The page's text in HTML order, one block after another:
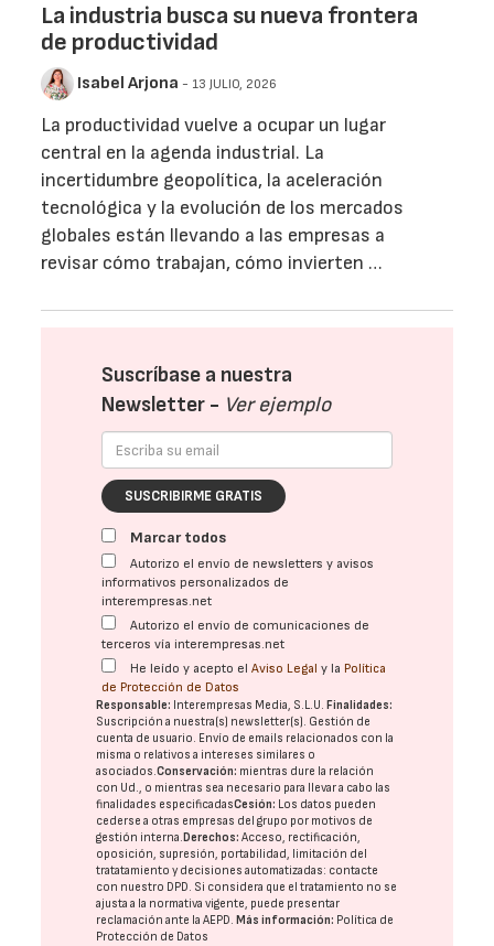
La industria busca su nueva frontera
de productividad
Isabel Arjona - 13 JULIO, 2026
La productividad vuelve a ocupar un lugar
central en la agenda industrial. La
incertidumbre geopolítica, la aceleración
tecnológica y la evolución de los mercados
globales están llevando a las empresas a
revisar cómo trabajan, cómo invierten …
Suscríbase a nuestra
Newsletter - Ver ejemplo
SUSCRIBIRME GRATIS
Marcar todos
Autorizo el envío de newsletters y avisos
informativos personalizados de
interempresas.net
Autorizo el envío de comunicaciones de
terceros vía interempresas.net
He leído y acepto elAviso Legal y la Política
de Protección de Datos
Responsable: Interempresas Media, S.L.U. Finalidades:
Suscripción a nuestra(s) newsletter(s). Gestión de
cuenta de usuario. Envío de emails relacionados con la
misma o relativos a intereses similares o
asociados.Conservación: mientras dure la relación
con Ud., o mientras sea necesario para llevar a cabo las
finalidades especificadasCesión: Los datos pueden
cederse a otras empresas del grupo por motivos de
gestión interna. Derechos: Acceso, rectificación,
oposición, supresión, portabilidad, limitación del
tratatamiento y decisiones automatizadas: contacte
con nuestro DPD. Si considera que el tratamiento no se
ajusta a la normativa vigente, puede presentar
reclamación ante laAEPD. Más información: Política de
Protección de Datos